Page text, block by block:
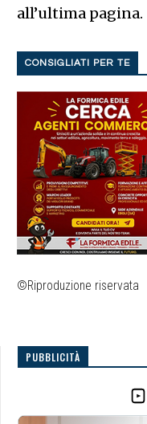
all’ultima pagina.
CONSIGLIATI PER TE
©Riproduzione riservata
PUBBLICITÀ